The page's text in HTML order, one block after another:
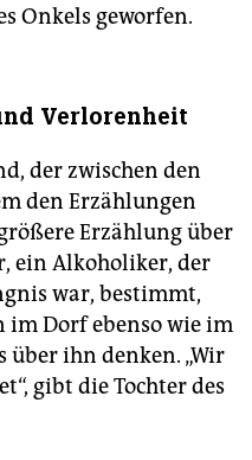
Onkels geworfen.
Verlorenheit
der zwischen den
den Erzählungen
Erzählung über
ein Alkoholiker, der
war, bestimmt,
im Dorf ebenso wie im
über ihn denken. „Wir
gibt die Tochter des